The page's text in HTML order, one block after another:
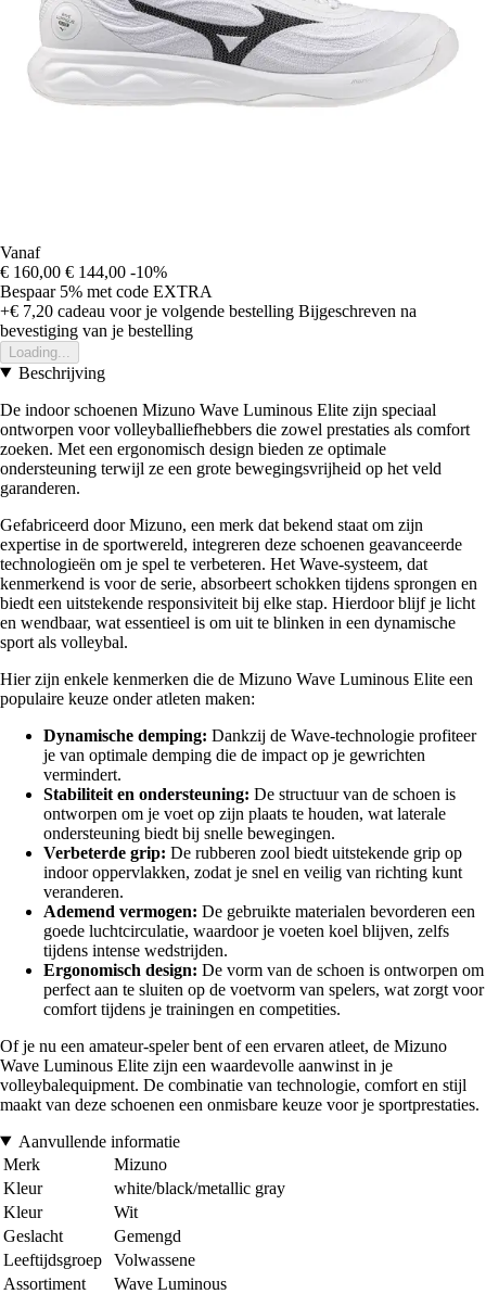
Vanaf
€ 160,00 € 144,00 -10%
Bespaar 5% met code EXTRA
+€ 7,20 cadeau voor je volgende bestelling Bijgeschreven na
bevestiging van je bestelling
Loading...
Beschrijving
De indoor schoenen Mizuno Wave Luminous Elite zijn speciaal
ontworpen voor volleyballiefhebbers die zowel prestaties als comfort
zoeken. Met een ergonomisch design bieden ze optimale
ondersteuning terwijl ze een grote bewegingsvrijheid op het veld
garanderen.
Gefabriceerd door Mizuno, een merk dat bekend staat om zijn
expertise in de sportwereld, integreren deze schoenen geavanceerde
technologieën om je spel te verbeteren. Het Wave-systeem, dat
kenmerkend is voor de serie, absorbeert schokken tijdens sprongen en
biedt een uitstekende responsiviteit bij elke stap. Hierdoor blijf je licht
en wendbaar, wat essentieel is om uit te blinken in een dynamische
sport als volleybal.
Hier zijn enkele kenmerken die de Mizuno Wave Luminous Elite een
populaire keuze onder atleten maken:
Dynamische demping: Dankzij de Wave-technologie profiteer
je van optimale demping die de impact op je gewrichten
vermindert.
Stabiliteit en ondersteuning: De structuur van de schoen is
ontworpen om je voet op zijn plaats te houden, wat laterale
ondersteuning biedt bij snelle bewegingen.
Verbeterde grip: De rubberen zool biedt uitstekende grip op
indoor oppervlakken, zodat je snel en veilig van richting kunt
veranderen.
Ademend vermogen: De gebruikte materialen bevorderen een
goede luchtcirculatie, waardoor je voeten koel blijven, zelfs
tijdens intense wedstrijden.
Ergonomisch design: De vorm van de schoen is ontworpen om
perfect aan te sluiten op de voetvorm van spelers, wat zorgt voor
comfort tijdens je trainingen en competities.
Of je nu een amateur-speler bent of een ervaren atleet, de Mizuno
Wave Luminous Elite zijn een waardevolle aanwinst in je
volleybalequipment. De combinatie van technologie, comfort en stijl
maakt van deze schoenen een onmisbare keuze voor je sportprestaties.
Aanvullende informatie
Merk
Mizuno
Kleur
white/black/metallic gray
Kleur
Wit
Geslacht
Gemengd
Leeftijdsgroep
Volwassene
Assortiment
Wave Luminous